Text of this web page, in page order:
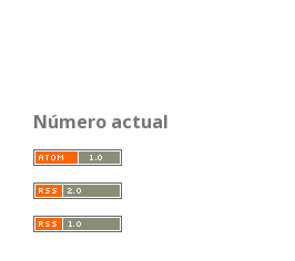
Número actual